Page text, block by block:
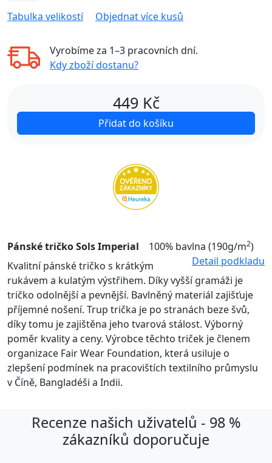
Tabulka velikostí Objednat více kusů
Vyrobíme za 1–3 pracovních dní.
Kdy zboží dostanu?
449 Kč
Přidat do košíku
Pánské tričko Sols Imperial 100% bavlna (190g/m2)
Detail podkladu
Kvalitní pánské tričko s krátkým
rukávem a kulatým výstřihem. Díky vyšší gramáži je
tričko odolnější a pevnější. Bavlněný materiál zajišťuje
příjemné nošení. Trup trička je po stranách beze švů,
díky tomu je zajištěna jeho tvarová stálost. Výborný
poměr kvality a ceny. Výrobce těchto triček je členem
organizace Fair Wear Foundation, která usiluje o
zlepšení podmínek na pracovištích textilního průmyslu
v Číně, Bangladéši a Indii.
Recenze našich uživatelů - 98 %
zákazníků doporučuje